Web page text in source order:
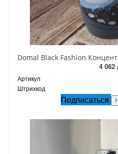
4 062
Артикул
Штрихкод
Подписаться